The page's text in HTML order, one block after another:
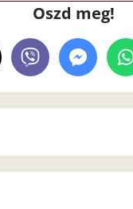
Oszd meg!